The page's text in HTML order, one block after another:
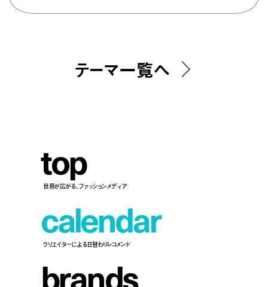
テーマ一覧へ
top
世界が広がる、ファッションメディア
calendar
クリエイターによる日替わりレコメンド